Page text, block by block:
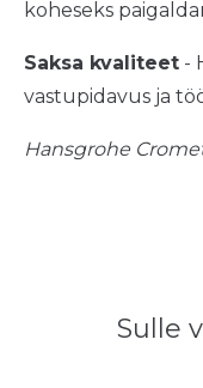
koheseks
Saksa kvaliteet -
vastupidavus ja
Hansgrohe
Sulle